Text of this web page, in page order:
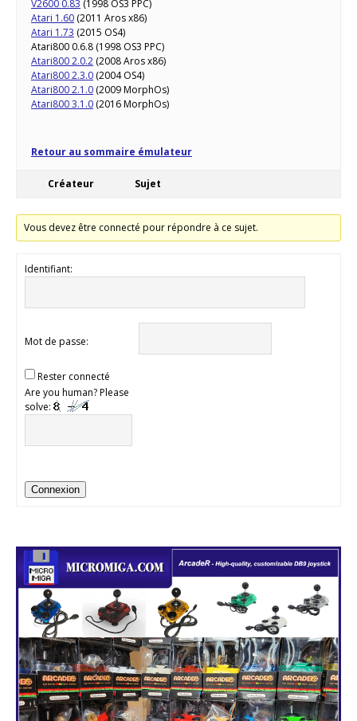
V2600 0.83 (1998 OS3 PPC)
Atari 1.60 (2011 Aros x86)
Atari 1.73 (2015 OS4)
Atari800 0.6.8 (1998 OS3 PPC)
Atari800 2.0.2 (2008 Aros x86)
Atari800 2.3.0 (2004 OS4)
Atari800 2.1.0 (2009 MorphOs)
Atari800 3.1.0 (2016 MorphOs)
Retour au sommaire émulateur
Créateur Sujet
Vous devez être connecté pour répondre à ce sujet.
Identifiant:
Mot de passe:
Rester connecté
Are you human? Please
solve:
Connexion